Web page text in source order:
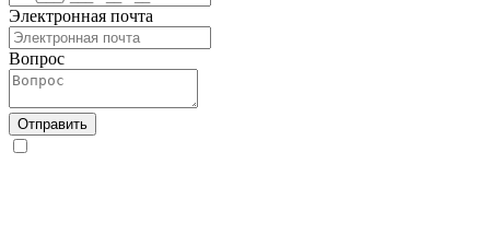
Электронная почта
Вопрос
Отправить